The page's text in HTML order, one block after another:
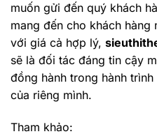
muốn gửi đến quý khách
mang đến cho khách hàng
với giá cả hợp lý,
sẽ là đối tác đáng tin cậy
đồng hành trong hành
của riêng mình.
Tham khảo: